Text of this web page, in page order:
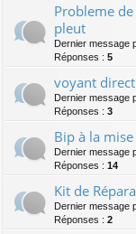
Probleme
pleut
Dernier message
Réponses : 5
voyant
Dernier message
Réponses : 3
Bip à la
Dernier message
Réponses : 14
Kit de
Dernier message
Réponses : 2